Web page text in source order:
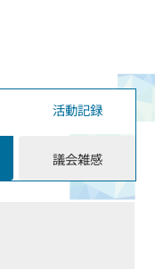
活動記録
議会雑感